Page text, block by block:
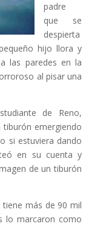
padre
que se
despierta
hijo llora y
las paredes en la
al pisar una
de Reno,
emergiendo
si estuviera dando
en su cuenta y
de un tiburón
más de 90 mil
lo marcaron como